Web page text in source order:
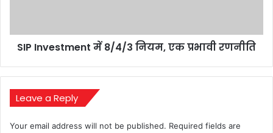
SIP Investment में 8/4/3 नियम, एक प्रभावी रणनीति
Leave a Reply
Your email address will not be published. Required fields are